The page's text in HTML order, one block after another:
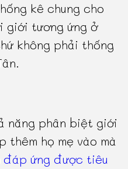
kê chung cho
giới tương ứng ở
không phải thống
năng phân biệt giới
họ mẹ vào mà
đáp ứng được tiêu